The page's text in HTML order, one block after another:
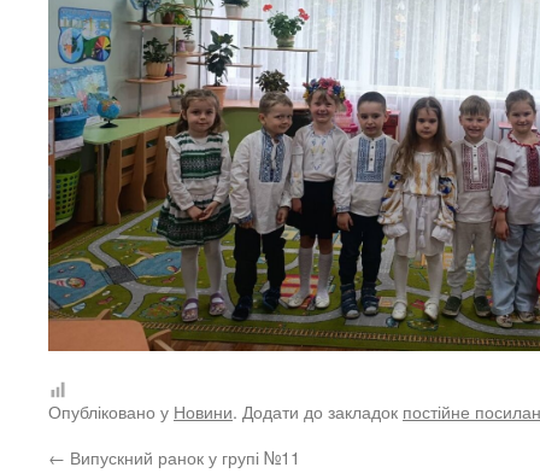
Опубліковано у Новини. Додати до закладок постійне
← Випускний ранок у групі №11